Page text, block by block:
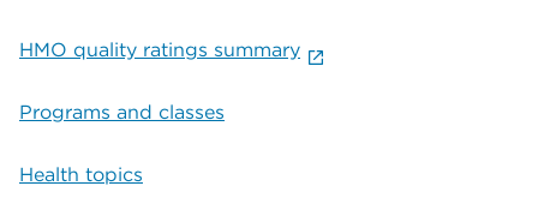
HMO quality ratings summary
Programs and classes
Health topics